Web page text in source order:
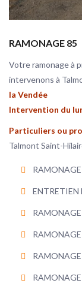
RAMONAGE 85
Votre ramonage à
intervenons à
la Vendée
Intervention du
Particuliers ou
Talmont Saint-
RAMONAGE
ENTRETIEN
RAMONAGE
RAMONAGE
RAMONAGE
RAMONAGE